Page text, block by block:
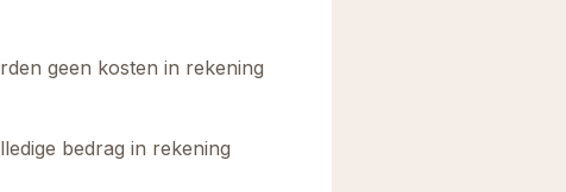
geen kosten in rekening
bedrag in rekening